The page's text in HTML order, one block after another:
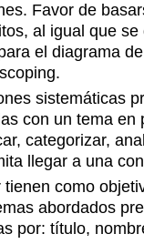
Favor de
al igual que
el diagrama
.
sistemáticas
con un tema
categorizar,
llegar a una
como
abordados
por: título,